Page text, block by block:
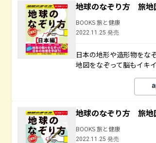
地球のなぞり方 旅
BOOKS 旅と健康
2022.11.25 発売
日本の地形や造形物をな
地図をなぞって脳もイキ
地球のなぞり方 旅
BOOKS 旅と健康
2022.11.25 発売